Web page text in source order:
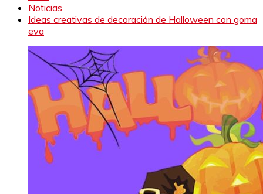
Noticias
Ideas creativas de decoración de Halloween con goma
eva